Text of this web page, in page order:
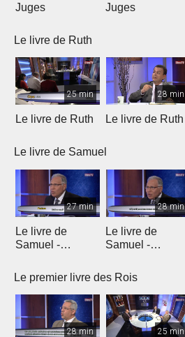
Juges
Juges
Le livre de Ruth
25 min
Le livre de Ruth
28 min
Le livre de Ruth
Le livre de Samuel
27 min
Le livre de
Samuel -
28 min
Le livre de
Samuel -
Le premier livre des Rois
28 min 25 min